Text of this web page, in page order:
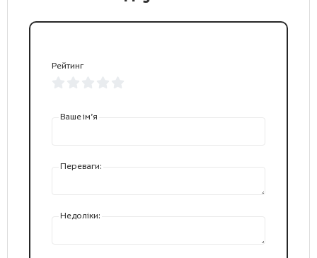
Рейтинг
Ваше ім’я
Переваги:
Недоліки: